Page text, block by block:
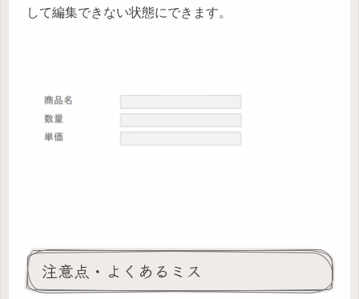
して編集できない状態にできます。
注意点・よくあるミス